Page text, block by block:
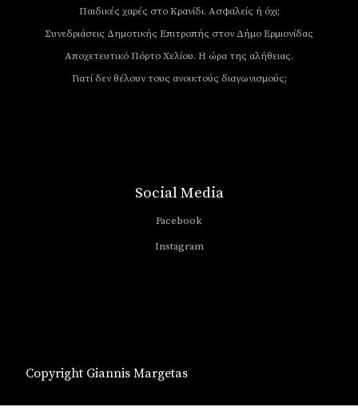
Παιδικές χαρές στο Κρανίδι. Ασφαλείς ή όχι;
Συνεδριάσεις Δημοτικής Επιτροπής στον Δήμο Ερμιονίδας
Αποχετευτικό Πόρτο Χελίου. Η ώρα της αλήθειας.
Γιατί δεν θέλουν τους ανοικτούς διαγωνισμούς;
Social Media
Facebook
Instagram
Copyright Giannis Margetas